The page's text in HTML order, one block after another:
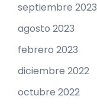
septiembre 2023
agosto 2023
febrero 2023
diciembre 2022
octubre 2022